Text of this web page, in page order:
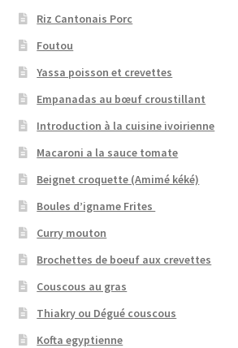
Riz Cantonais Porc
Foutou
Yassa poisson et crevettes
Empanadas au bœuf croustillant
Introduction à la cuisine ivoirienne
Macaroni a la sauce tomate
Beignet croquette (Amimé kéké)
Boules d’igname Frites
Curry mouton
Brochettes de boeuf aux crevettes
Couscous au gras
Thiakry ou Dégué couscous
Kofta egyptienne